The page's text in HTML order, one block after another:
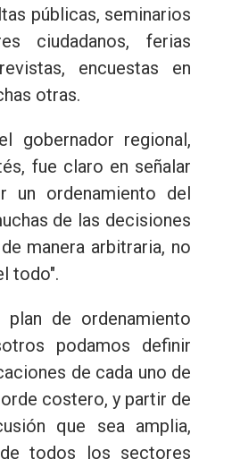
públicas, seminarios
ciudadanos, ferias
encuestas en
otras.
gobernador regional,
fue claro en señalar
un ordenamiento del
de las decisiones
manera arbitraria, no
todo".
plan de ordenamiento
podamos definir
de cada uno de
costero, y partir de
que sea amplia,
todos los sectores